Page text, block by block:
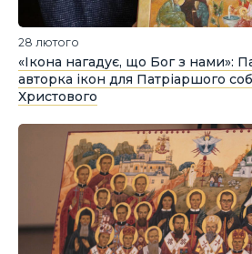
28 лютого
«Ікона нагадує, що Бог з нами»:
авторка ікон для Патріаршого
Христового